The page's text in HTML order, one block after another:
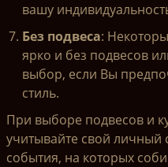
вашу
Без подвеса:
ярко и без подвесов
выбор, если Вы
стиль.
При выборе подвесов и
учитывайте свой личный
события, на которых